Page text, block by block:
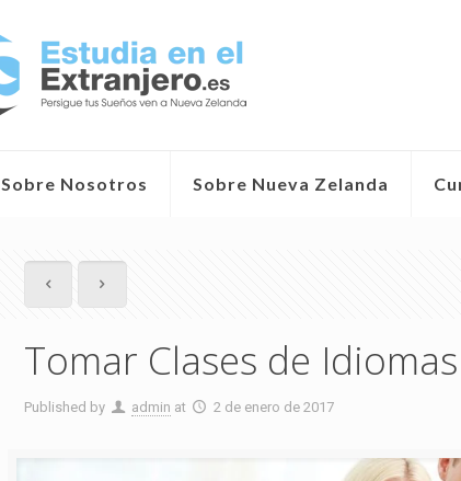
Sobre Nosotros Sobre Nueva Zelanda
Tomar Clases de
Published by admin at 2 de enero de 2017